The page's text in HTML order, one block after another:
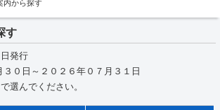
内から探す
す
発行
０日～２０２６年０７月３１日
選んでください。